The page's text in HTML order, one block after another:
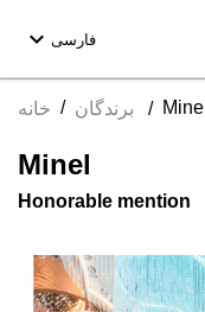
فارسی expand_more
خانه / / Minel
Minel
Honorable mention